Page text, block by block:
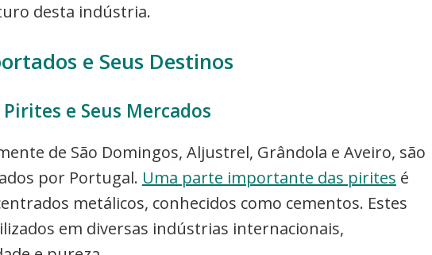
desta indústria.
e Seus Destinos
Pirites e Seus Mercados
de São Domingos, Aljustrel, Grândola e Aveiro, são
por Portugal. Uma parte importante das pirites é
metálicos, conhecidos como cementos. Estes
em diversas indústrias internacionais,